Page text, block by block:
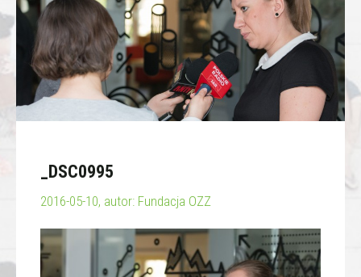
_DSC0995
2016-05-10, autor: Fundacja OZZ